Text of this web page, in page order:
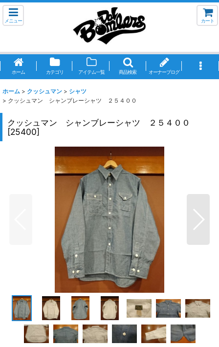
メニュー カート
ホーム カテゴリ アイテム一覧 商品検索 オーナーブログ
ホーム > クッシュマン > シャツ
> クッシュマン シャンブレーシャツ ２５４００
クッシュマン シャンブレーシャツ ２５４００
[25400]